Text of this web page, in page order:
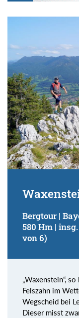
Bergtour |
580 Hm |
von 6)
„Waxenstein“,
Felszahn im
Wegscheid bei
Dieser misst